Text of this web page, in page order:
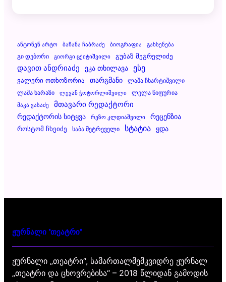
Ანტონენ Არტო Ბაჩანა Ჩაბრაძე Ბიოგრაფია
Გახსენება
Გი Დებორი
Გიორგი Ცქიტიშვილი Გუბაზ Მეგრელიძე
Დავით Ანდრიაძე Ეკა Თხილავა Ესე
Ვალერი Ოთხოზორია Თარგმანი Ლაშა Ჩხარტიშვილი
Ლაშა Ხარაზი Ლევან Ჭოტორლიშვილი
Ლელა Წიფურია
Მაკა Ვასაძე
Მთავარი Რედაქტორი
Რედაქტორის Სიტყვა Რეზო Კლდიაშვილი Რეცენზია
Როსტომ Ჩხეიძე Საბა Მეტრეველი Სტატია Ყდა
ჟურნალი "თეატრი"
ჟურნალი „თეატრი“, სამართალმემკვიდრე ჟურნალ
„თეატრი და ცხოვრებისა“ – 2018 წლიდან გამოდის